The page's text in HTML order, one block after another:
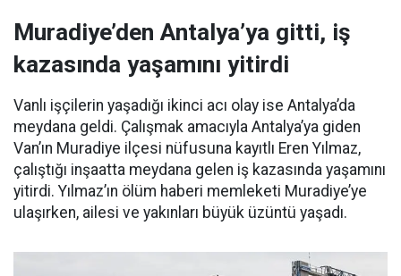
Muradiye’den Antalya’ya gitti, iş
kazasında yaşamını yitirdi
Vanlı işçilerin yaşadığı ikinci acı olay ise Antalya’da
meydana geldi. Çalışmak amacıyla Antalya’ya giden
Van’ın Muradiye ilçesi nüfusuna kayıtlı Eren Yılmaz,
çalıştığı inşaatta meydana gelen iş kazasında yaşamını
yitirdi. Yılmaz’ın ölüm haberi memleketi Muradiye’ye
ulaşırken, ailesi ve yakınları büyük üzüntü yaşadı.